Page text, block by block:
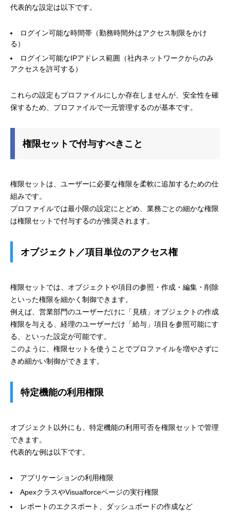
代表的な設定は以下です。
ログイン可能な時間帯（勤務時間外はアクセス制限をかけ
る）
ログイン可能なIPアドレス範囲（社内ネットワークからのみ
アクセスを許可する）
これらの設定もプロファイルにしか存在しませんが、安全性を確
保するため、プロファイルで一元管理するのが基本です。
権限セットで付与すべきこと
権限セットは、ユーザーに必要な権限を柔軟に追加するための仕
組みです。
プロファイルでは最小限の設定にとどめ、業務ごとの細かな権限
は権限セットで付与するのが推奨されます。
オブジェクト／項目単位のアクセス権
権限セットでは、オブジェクトや項目の参照・作成・編集・削除
といった権限を細かく制御できます。
例えば、営業部門のユーザーだけに「見積」オブジェクトの作成
権限を与える、経理のユーザーだけ「給与」項目を参照可能にす
る、といった設定が可能です。
このように、権限セットを使うことでプロファイルを増やさずに
きめ細かい制御ができます。
特定機能の利用権限
オブジェクト以外にも、特定機能の利用可否を権限セットで管理
できます。
代表的な例は以下です。
アプリケーションの利用権限
ApexクラスやVisualforceページの実行権限
レポートのエクスポート、ダッシュボードの作成など